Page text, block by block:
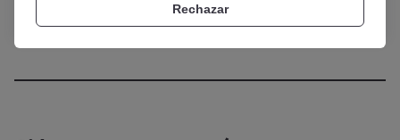
Ver análisis del examen de Auxiliares del Estado
Rechazar